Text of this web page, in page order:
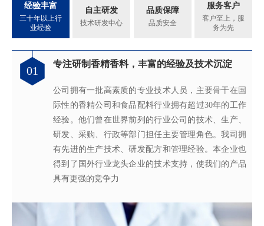
经验丰富
三十年以上行
业经验
自主研发
技术研发中心
品质保障
品质安全
服务客户
客户至上，服
务为先
01
专注研制香精香料，丰富的经验及技术沉淀
公司拥有一批高素质的专业技术人员，主要骨干在国
际性的香精公司和食品配料行业拥有超过30年的工作
经验。他们曾在世界前列的行业公司的技术、生产、
研发、采购、行政等部门担任主要管理角色。我司拥
有先进的生产技术、研发配方和管理经验。本企业也
得到了国外行业龙头企业的技术支持，使我们的产品
具有更强的竞争力
02
满足客户不同的调香需求
拥有独立的香精香料技术研发实验室和生产车间，可
为客户提供适合、满意，高性价比的高品质香精。
03
完善的质量管理体系
从2005年起，公司就建立了国际认可的ISO9001：
2015质量管理体系及ISO22000：2018 食品安全管理体
系，为所有产品质量稳定性及食用安全性保驾护航。
04
真心酿香味 芬芳传五洲
轩宇的应用及技术服务中心，汇聚了多位优秀的技术
工程师从事香精香料在各类产品中的开发应用，能高
效地针对客户需求打造不同产品，满 足客户对提高其
产品质量以及缩短交货期的需求。